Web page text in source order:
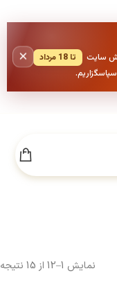
سایت
تا 18 مرداد
×
نمایش 1–12 از 15 نتیجه